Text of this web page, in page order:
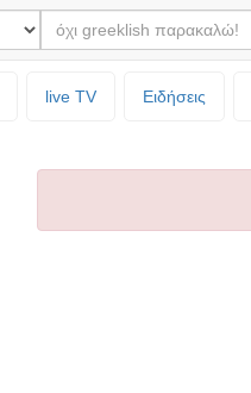
live TV Ειδήσεις